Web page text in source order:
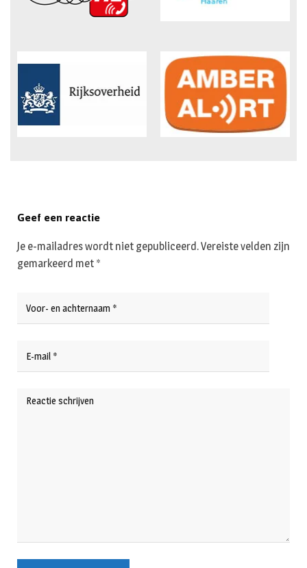
Geef een reactie
Je e-mailadres wordt niet gepubliceerd.Vereiste velden zijn
gemarkeerd met *